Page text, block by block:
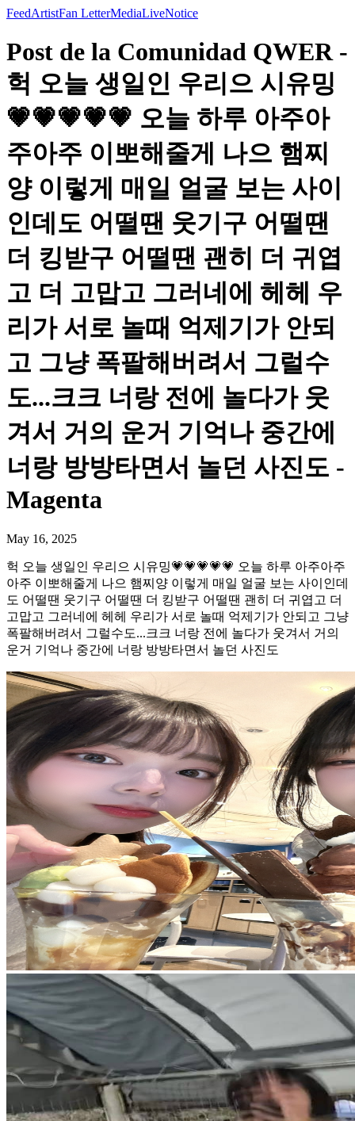
FeedArtistFan LetterMediaLiveNotice
Post de la Comunidad QWER -
헉 오늘 생일인 우리으 시유밍
💗💗💗💗💗 오늘 하루 아주아
주아주 이뽀해줄게 나으 햄찌
양 이렇게 매일 얼굴 보는 사이
인데도 어떨땐 웃기구 어떨땐
더 킹받구 어떨땐 괜히 더 귀엽
고 더 고맙고 그러네에 헤헤 우
리가 서로 놀때 억제기가 안되
고 그냥 폭팔해버려서 그럴수
도...크크 너랑 전에 놀다가 웃
겨서 거의 운거 기억나 중간에
너랑 방방타면서 놀던 사진도 -
Magenta
May 16, 2025
헉 오늘 생일인 우리으 시유밍💗💗💗💗💗 오늘 하루 아주아주
아주 이뽀해줄게 나으 햄찌양 이렇게 매일 얼굴 보는 사이인데
도 어떨땐 웃기구 어떨땐 더 킹받구 어떨땐 괜히 더 귀엽고 더
고맙고 그러네에 헤헤 우리가 서로 놀때 억제기가 안되고 그냥
폭팔해버려서 그럴수도...크크 너랑 전에 놀다가 웃겨서 거의
운거 기억나 중간에 너랑 방방타면서 놀던 사진도